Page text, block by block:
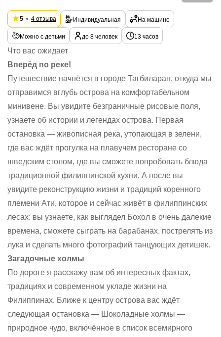
5 4 отзыва Индивидуальная На машине
Можно с детьми до 8 человек 13 часов
Что вас ожидает
Вперёд по реке!
Путешествие начнётся в городе Тагбиларан, откуда мы
отправимся вглубь острова на комфортабельном
минивене. Вы увидите безграничные рисовые поля,
узнаете об истории и легендах острова. Первая
остановка — живописная река, утопающая в зелени,
где вас ждёт прогулка на плавучем ресторане со
шведским столом, где вы сможете попробовать блюда
традиционной филиппинской кухни. А после вы
увидите реконструкцию жизни и традиций коренного
племени Ати, которое и сейчас живёт в филиппинских
лесах: вы узнаете, как выглядел Бохол в очень далекие
времена, сможете сыграть на барабанах, пострелять из
лука и сделать много фотографий танцующих детишек.
Загадочные холмы
По дороге я расскажу вам об интересных фактах,
традициях и современном укладе жизни на
Филиппинах. Ближе к центру острова вас ждёт
следующая остановка — Шоколадные холмы —
природное чудо, включённое в список всемирного